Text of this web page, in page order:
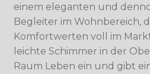
einem eleganten und
Begleiter im Wohnbereich,
Komfortwerten voll im
leichte Schimmer in der
Raum Leben ein und gibt